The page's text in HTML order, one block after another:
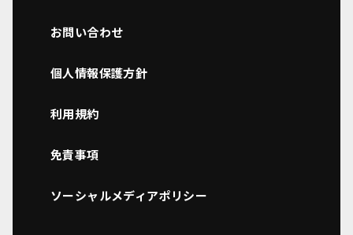
お問い合わせ
個人情報保護方針
利用規約
免責事項
ソーシャルメディアポリシー